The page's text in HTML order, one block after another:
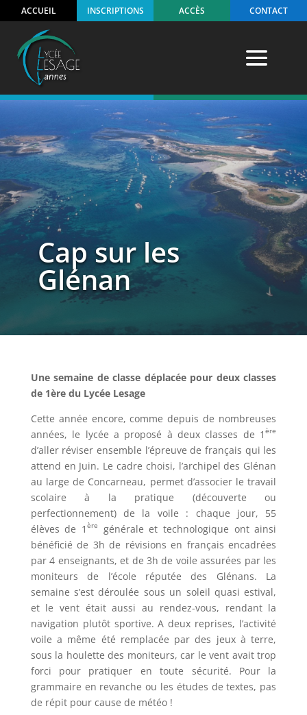
ACCUEIL INSCRIPTIONS ACCÈS CONTACT
Cap sur les
Glénan
Une semaine de classe déplacée pour deux classes
de 1ère du Lycée Lesage
Cette année encore, comme depuis de nombreuses
années, le lycée a proposé à deux classes de 1ère
d’aller réviser ensemble l’épreuve de français qui les
attend en Juin. Le cadre choisi, l’archipel des Glénan
au large de Concarneau, permet d’associer le travail
scolaire à la pratique (découverte ou
perfectionnement) de la voile : chaque jour, 55
élèves de 1ère
générale et technologique ont ainsi
bénéficié de 3h de révisions en français encadrées
par 4 enseignants, et de 3h de voile assurées par les
moniteurs de l’école réputée des Glénans. La
semaine s’est déroulée sous un soleil quasi estival,
et le vent était aussi au rendez-vous, rendant la
navigation plutôt sportive. A deux reprises, l’activité
voile a même été remplacée par des jeux à terre,
sous la houlette des moniteurs, car le vent avait trop
forci pour pratiquer en toute sécurité. Pour la
grammaire en revanche ou les études de textes, pas
de répit pour cause de météo !